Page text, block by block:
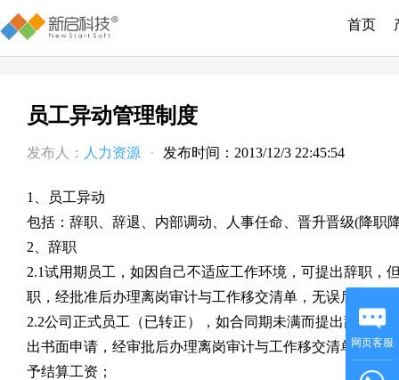
首页
员工异动管理制度
发布人： 人力资源 · 发布时间：2013/12/3 22:45:54
1、员工异动
包括：辞职、辞退、内部调动、人事任命、晋升晋级(降职
2、辞职
2.1试用期员工，如因自己不适应工作环境，可提出辞职，
职，经批准后办理离岗审计与工作移交清单，无误后签署
2.2公司正式员工（已转正），如合同期未满而提出辞职，
出书面申请，经审批后办理离岗审计与工作移交清单，无
予结算工资；
网页客服